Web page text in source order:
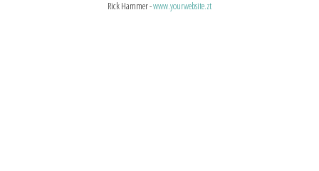
Rick Hammer-www.yourwebsite.zt